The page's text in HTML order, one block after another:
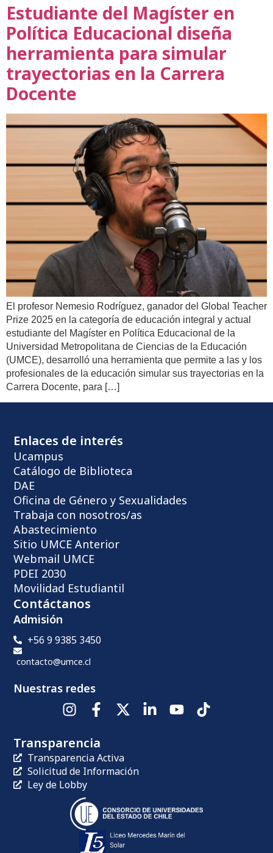
Estudiante del Magíster en
Política Educacional diseña
herramienta para simular
trayectorias en la Carrera
Docente
El profesor Nemesio Rodríguez, ganador del Global Teacher
Prize 2025 en la categoría de educación integral y actual
estudiante del Magíster en Política Educacional de la
Universidad Metropolitana de Ciencias de la Educación
(UMCE), desarrolló una herramienta que permite a las y los
profesionales de la educación simular sus trayectorias en la
Carrera Docente, para […]
Enlaces de interés
Ucampus
Catálogo de Biblioteca
DAE
Oficina de Género y Sexualidades
Trabaja con nosotros/as
Abastecimiento
Sitio UMCE Anterior
Webmail UMCE
PDEI 2030
Movilidad Estudiantil
Contáctanos
Admisión
+56 9 9385 3450
contacto@umce.cl
Nuestras redes
Transparencia
Transparencia Activa
Solicitud de Información
Ley de Lobby